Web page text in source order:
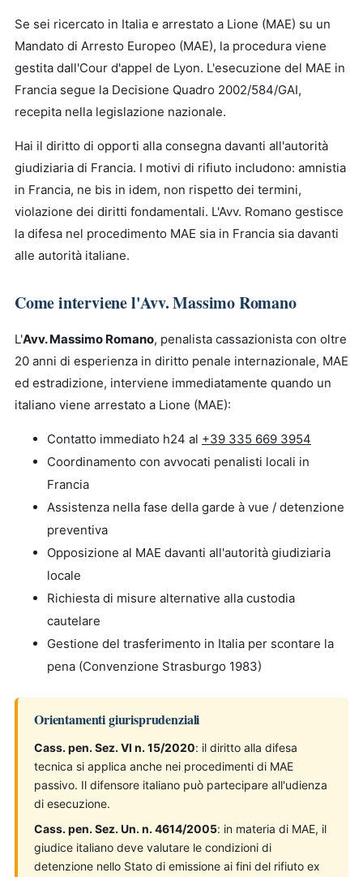
Se sei ricercato in Italia e arrestato a Lione (MAE) su un
Mandato di Arresto Europeo (MAE), la procedura viene
gestita dall'Cour d'appel de Lyon. L'esecuzione del MAE in
Francia segue la Decisione Quadro 2002/584/GAI,
recepita nella legislazione nazionale.
Hai il diritto di opporti alla consegna davanti all'autorità
giudiziaria di Francia. I motivi di rifiuto includono: amnistia
in Francia, ne bis in idem, non rispetto dei termini,
violazione dei diritti fondamentali. L'Avv. Romano gestisce
la difesa nel procedimento MAE sia in Francia sia davanti
alle autorità italiane.
Come interviene l'Avv. Massimo Romano
L'Avv. Massimo Romano, penalista cassazionista con oltre
20 anni di esperienza in diritto penale internazionale, MAE
ed estradizione, interviene immediatamente quando un
italiano viene arrestato a Lione (MAE):
Contatto immediato h24 al +39 335 669 3954
Coordinamento con avvocati penalisti locali in
Francia
Assistenza nella fase della garde à vue / detenzione
preventiva
Opposizione al MAE davanti all'autorità giudiziaria
locale
Richiesta di misure alternative alla custodia
cautelare
Gestione del trasferimento in Italia per scontare la
pena (Convenzione Strasburgo 1983)
Orientamenti giurisprudenziali
Cass. pen. Sez. VI n. 15/2020: il diritto alla difesa
tecnica si applica anche nei procedimenti di MAE
passivo. Il difensore italiano può partecipare all'udienza
di esecuzione.
Cass. pen. Sez. Un. n. 4614/2005: in materia di MAE, il
giudice italiano deve valutare le condizioni di
detenzione nello Stato di emissione ai fini del rifiuto ex